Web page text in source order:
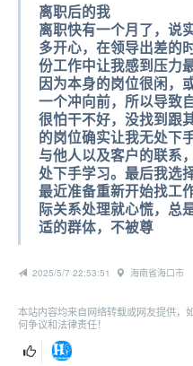
离职后的我
离职快有一个月了，说
多开心，在领导出差的
份工作中让我感到压力
因为本身的岗位很闲，
一个冲向前，所以导致
很怕干不好，没找到跟
的岗位确实让我无处下
与他人以及客户的联系
处下手学习。最后我选
最近准备重新开始找工
际关系处理就心慌，总
适的群体，不被尊
2025/5/7 22:53:51 海南省海口市
本站内容均来自网络转载或网友提供，
何争议和法律责任！